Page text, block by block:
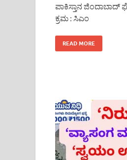
ಪಾಕಿಸ್ತಾನ ಜಿಂದಾಬಾದ್
ಕ್ರಮ : ಸಿಎಂ
READ MORE